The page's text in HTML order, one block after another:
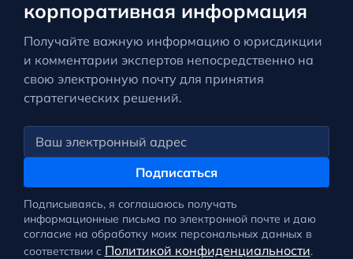
корпоративная информация
Получайте важную информацию о юрисдикции
и комментарии экспертов непосредственно на
свою электронную почту для принятия
стратегических решений.
Подписаться
Подписываясь, я соглашаюсь получать
информационные письма по электронной почте и даю
согласие на обработку моих персональных данных в
соответствии с Политикой конфиденциальности.